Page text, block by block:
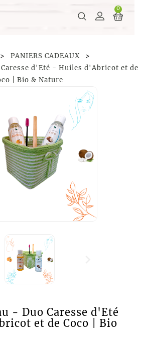
0
PANIERS CADEAUX
Caresse d'Eté - Huiles d'Abricot et de
| Bio & Nature
- Duo Caresse d'Eté
et de Coco | Bio